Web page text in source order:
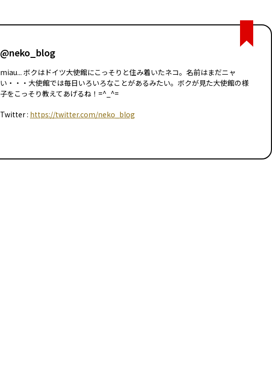
@neko_blog
miau... ボクはドイツ大使館にこっそりと住み着いたネコ。名前はまだニャ
い・・・大使館では毎日いろいろなことがあるみたい。ボクが見た大使館の様
子をこっそり教えてあげるね！=^_^=
Twitter : https://twitter.com/neko_blog